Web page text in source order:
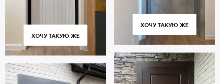
ХОЧУ ТАКУЮ ЖЕ
ХОЧУ ТАКУЮ ЖЕ